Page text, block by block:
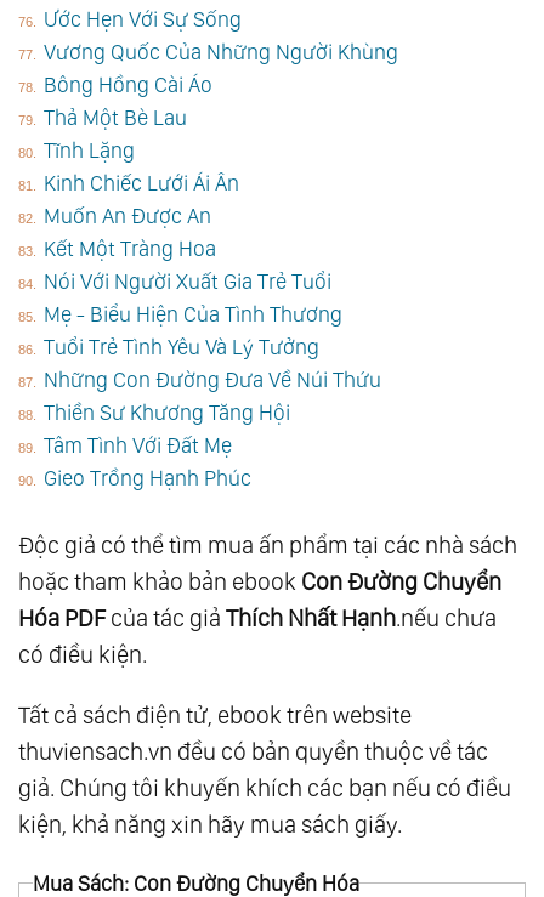
Ước Hẹn Với Sự Sống
Vương Quốc Của Những Người Khùng
Bông Hồng Cài Áo
Thả Một Bè Lau
Tĩnh Lặng
Kinh Chiếc Lưới Ái Ân
Muốn An Được An
Kết Một Tràng Hoa
Nói Với Người Xuất Gia Trẻ Tuổi
Mẹ - Biểu Hiện Của Tình Thương
Tuổi Trẻ Tình Yêu Và Lý Tưởng
Những Con Đường Đưa Về Núi Thứu
Thiền Sư Khương Tăng Hội
Tâm Tình Với Đất Mẹ
Gieo Trồng Hạnh Phúc
Độc giả có thể tìm mua ấn phẩm tại các nhà sách
hoặc tham khảo bản ebook Con Đường Chuyển
Hóa PDFcủa tác giả Thích Nhất Hạnh.nếu chưa
có điều kiện.
Tất cả sách điện tử, ebook trên website
thuviensach.vn đều có bản quyền thuộc về tác
giả. Chúng tôi khuyến khích các bạn nếu có điều
kiện, khả năng xin hãy mua sách giấy.
Mua Sách: Con Đường Chuyển Hóa